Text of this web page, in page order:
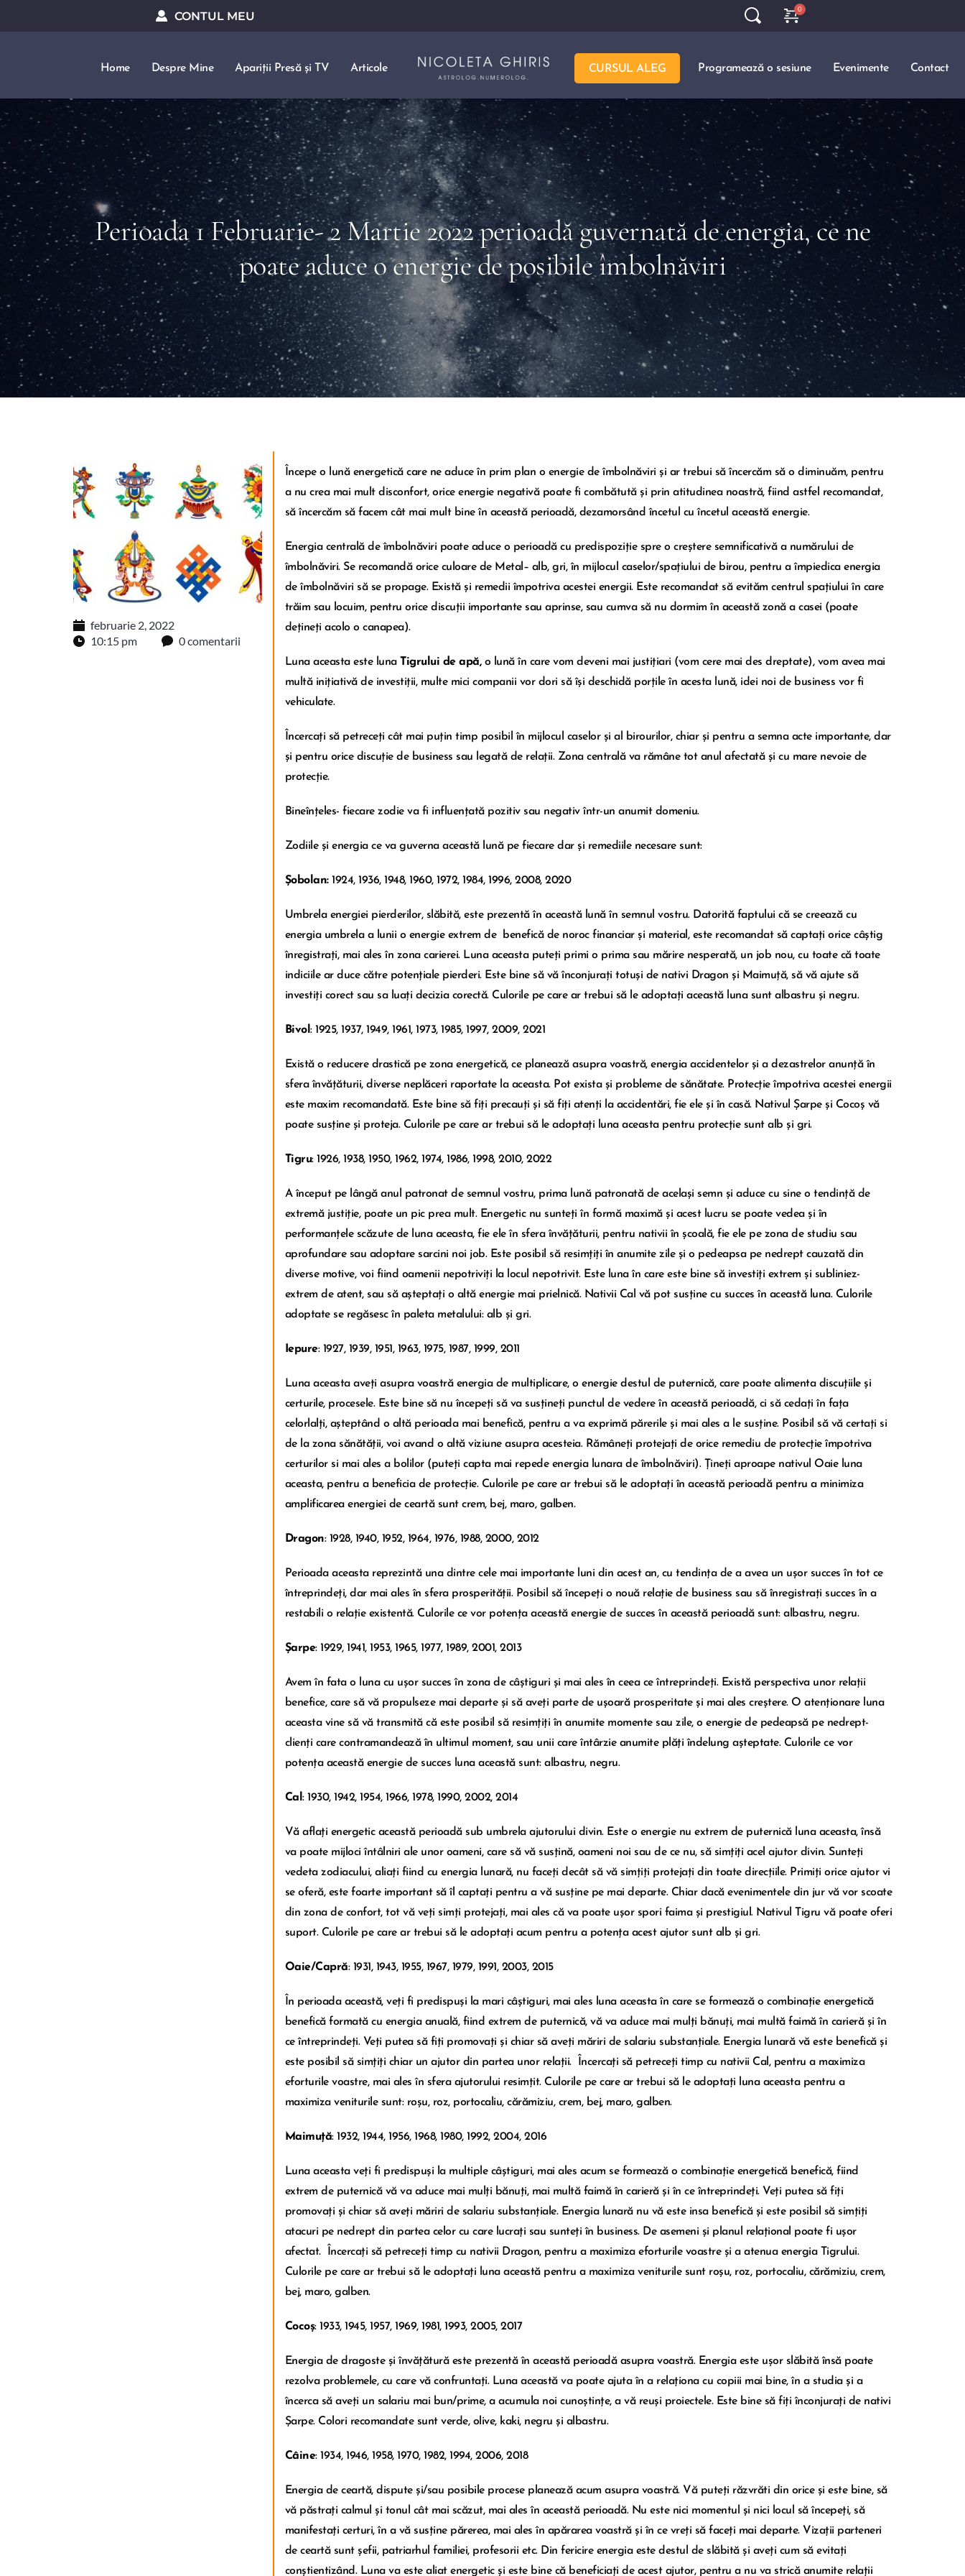
CONTUL MEU
Home Despre Mine Apariții Presă și TV Articole CURSUL ALEG Programează o sesiune Evenimente Contact
Perioada 1 Februarie- 2 Martie 2022 perioadă guvernată de energia, ce ne
poate aduce o energie de posibile îmbolnăviri
februarie 2, 2022
10:15 pm
0 comentarii
Începe o lună energetică care ne aduce în prim plan o energie de îmbolnăviri și ar trebui să încercăm să o diminuăm, pentru
a nu crea mai mult disconfort, orice energie negativă poate fi combătută și prin atitudinea noastră, fiind astfel recomandat,
să încercăm să facem cât mai mult bine în această perioadă, dezamorsând încetul cu încetul această energie.
Energia centrală de îmbolnăviri poate aduce o perioadă cu predispoziție spre o creștere semnificativă a numărului de
îmbolnăviri. Se recomandă orice culoare de Metal– alb, gri, în mijlocul caselor/spațiului de birou, pentru a împiedica energia
de îmbolnăviri să se propage. Există și remedii împotriva acestei energii. Este recomandat să evităm centrul spațiului în care
trăim sau locuim, pentru orice discuții importante sau aprinse, sau cumva să nu dormim în această zonă a casei (poate
dețineți acolo o canapea).
Luna aceasta este luna Tigrului de apă, o lună în care vom deveni mai justițiari (vom cere mai des dreptate), vom avea mai
multă inițiativă de investiții, multe mici companii vor dori să își deschidă porțile în acesta lună, idei noi de business vor fi
vehiculate.
Încercați să petreceți cât mai puțin timp posibil în mijlocul caselor și al birourilor, chiar și pentru a semna acte importante, dar
și pentru orice discuție de business sau legată de relații. Zona centrală va rămâne tot anul afectată și cu mare nevoie de
protecție.
Bineînțeles- fiecare zodie va fi influențată pozitiv sau negativ într-un anumit domeniu.
Zodiile și energia ce va guverna această lună pe fiecare dar și remediile necesare sunt:
Șobolan:1924, 1936, 1948, 1960, 1972, 1984, 1996, 2008, 2020
Umbrela energiei pierderilor, slăbită, este prezentă în această lună în semnul vostru. Datorită faptului că se creează cu
energia umbrela a lunii o energie extrem de benefică de noroc financiar și material, este recomandat să captați orice câștig
înregistrați, mai ales în zona carierei. Luna aceasta puteți primi o prima sau mărire nesperată, un job nou, cu toate că toate
indiciile ar duce către potențiale pierderi. Este bine să vă înconjurați totuși de nativi Dragon și Maimuță, să vă ajute să
investiți corect sau sa luați decizia corectă. Culorile pe care ar trebui să le adoptați această luna sunt albastru și negru.
Bivol : 1925, 1937, 1949, 1961, 1973, 1985, 1997, 2009, 2021
Există o reducere drastică pe zona energetică, ce planează asupra voastră, energia accidentelor și a dezastrelor anunță în
sfera învățăturii, diverse neplăceri raportate la aceasta. Pot exista și probleme de sănătate. Protecție împotriva acestei energii
este maxim recomandată. Este bine să fiți precauți și să fiți atenți la accidentări, fie ele și în casă. Nativul Șarpe și Cocoș vă
poate susține și proteja. Culorile pe care ar trebui să le adoptați luna aceasta pentru protecție sunt alb și gri.
Tigru: 1926, 1938, 1950, 1962, 1974, 1986, 1998, 2010, 2022
A început pe lângă anul patronat de semnul vostru, prima lună patronată de același semn și aduce cu sine o tendință de
extremă justiție, poate un pic prea mult. Energetic nu sunteți în formă maximă și acest lucru se poate vedea și în
performanțele scăzute de luna aceasta, fie ele în sfera învățăturii, pentru nativii în școală, fie ele pe zona de studiu sau
aprofundare sau adoptare sarcini noi job. Este posibil să resimțiți în anumite zile și o pedeapsa pe nedrept cauzată din
diverse motive, voi fiind oamenii nepotriviți la locul nepotrivit. Este luna în care este bine să investiți extrem și subliniez-
extrem de atent, sau să așteptați o altă energie mai prielnică. Nativii Cal vă pot susține cu succes în această luna. Culorile
adoptate se regăsesc în paleta metalului: alb și gri.
Iepure: 1927, 1939, 1951, 1963, 1975, 1987, 1999, 2011
Luna aceasta aveți asupra voastră energia de multiplicare, o energie destul de puternică, care poate alimenta discuțiile și
certurile, procesele. Este bine să nu începeți să va susțineți punctul de vedere în această perioadă, ci să cedați în fața
celorlalți, așteptând o altă perioada mai benefică, pentru a va exprimă părerile și mai ales a le susține. Posibil să vă certați si
de la zona sănătății, voi avand o altă viziune asupra acesteia. Rămâneți protejați de orice remediu de protecție împotriva
certurilor si mai ales a bolilor (puteți capta mai repede energia lunara de îmbolnăviri). Țineți aproape nativul Oaie luna
aceasta, pentru a beneficia de protecție. Culorile pe care ar trebui să le adoptați în această perioadă pentru a minimiza
amplificarea energiei de ceartă sunt crem, bej, maro, galben.
Dragon: 1928, 1940, 1952, 1964, 1976, 1988, 2000, 2012
Perioada aceasta reprezintă una dintre cele mai importante luni din acest an, cu tendința de a avea un ușor succes în tot ce
întreprindeți, dar mai ales în sfera prosperității. Posibil să începeți o nouă relație de business sau să înregistrați succes în a
restabili o relație existentă. Culorile ce vor potența această energie de succes în această perioadă sunt: albastru, negru.
Șarpe: 1929, 1941, 1953, 1965, 1977, 1989, 2001, 2013
Avem în fata o luna cu ușor succes în zona de câștiguri și mai ales în ceea ce întreprindeți. Există perspectiva unor relații
benefice, care să vă propulseze mai departe și să aveți parte de ușoară prosperitate și mai ales creștere. O atenționare luna
aceasta vine să vă transmită că este posibil să resimțiți în anumite momente sau zile, o energie de pedeapsă pe nedrept-
clienți care contramandează în ultimul moment, sau unii care întârzie anumite plăți îndelung așteptate. Culorile ce vor
potența această energie de succes luna această sunt: albastru, negru.
Cal : 1930, 1942, 1954, 1966, 1978, 1990, 2002, 2014
Vă aflați energetic această perioadă sub umbrela ajutorului divin. Este o energie nu extrem de puternică luna aceasta, însă
va poate mijloci întâlniri ale unor oameni, care să vă susțină, oameni noi sau de ce nu, să simțiți acel ajutor divin. Sunteți
vedeta zodiacului, aliați fiind cu energia lunară, nu faceți decât să vă simțiți protejați din toate direcțiile. Primiți orice ajutor vi
se oferă, este foarte important să îl captați pentru a vă susține pe mai departe. Chiar dacă evenimentele din jur vă vor scoate
din zona de confort, tot vă veți simți protejați, mai ales că va poate ușor spori faima și prestigiul. Nativul Tigru vă poate oferi
suport. Culorile pe care ar trebui să le adoptați acum pentru a potența acest ajutor sunt alb și gri.
Oaie/Capră: 1931, 1943, 1955, 1967, 1979, 1991, 2003, 2015
În perioada această, veți fi predispuși la mari câștiguri, mai ales luna aceasta în care se formează o combinație energetică
benefică formată cu energia anuală, fiind extrem de puternică, vă va aduce mai mulți bănuți, mai multă faimă în carieră și în
ce întreprindeți. Veți putea să fiți promovați și chiar să aveți măriri de salariu substanțiale. Energia lunară vă este benefică și
este posibil să simțiți chiar un ajutor din partea unor relații. Încercați să petreceți timp cu nativii Cal, pentru a maximiza
eforturile voastre, mai ales în sfera ajutorului resimțit. Culorile pe care ar trebui să le adoptați luna aceasta pentru a
maximiza veniturile sunt: roșu, roz, portocaliu, cărămiziu, crem, bej, maro, galben.
Maimuță: 1932, 1944, 1956, 1968, 1980, 1992, 2004, 2016
Luna aceasta veți fi predispuși la multiple câștiguri, mai ales acum se formează o combinație energetică benefică, fiind
extrem de puternică vă va aduce mai mulți bănuți, mai multă faimă în carieră și în ce întreprindeți. Veți putea să fiți
promovați și chiar să aveți măriri de salariu substanțiale. Energia lunară nu vă este insa benefică și este posibil să simțiți
atacuri pe nedrept din partea celor cu care lucrați sau sunteți în business. De asemeni și planul relațional poate fi ușor
afectat. Încercați să petreceți timp cu nativii Dragon, pentru a maximiza eforturile voastre și a atenua energia Tigrului.
Culorile pe care ar trebui să le adoptați luna această pentru a maximiza veniturile sunt roșu, roz, portocaliu, cărămiziu, crem,
bej, maro, galben.
Cocoș: 1933, 1945, 1957, 1969, 1981, 1993, 2005, 2017
Energia de dragoste și învățătură este prezentă în această perioadă asupra voastră. Energia este ușor slăbită însă poate
rezolva problemele, cu care vă confruntați. Luna această va poate ajuta în a relaționa cu copiii mai bine, în a studia și a
încerca să aveți un salariu mai bun/prime, a acumula noi cunoștințe, a vă reuși proiectele. Este bine să fiți înconjurați de nativi
Șarpe. Colori recomandate sunt verde, olive, kaki, negru și albastru.
Câine: 1934, 1946, 1958, 1970, 1982, 1994, 2006, 2018
Energia de ceartă, dispute și/sau posibile procese planează acum asupra voastră. Vă puteți răzvrăti din orice și este bine, să
vă păstrați calmul și tonul cât mai scăzut, mai ales în această perioadă. Nu este nici momentul și nici locul să începeți, să
manifestați certuri, în a vă susține părerea, mai ales în apărarea voastră și în ce vreți să faceți mai departe. Vizații parteneri
de ceartă sunt șefii, patriarhul familiei, profesorii etc. Din fericire energia este destul de slăbită și aveți cum să evitați
conștientizând. Luna va este aliat energetic și este bine că beneficiați de acest ajutor, pentru a nu va strică anumite relații